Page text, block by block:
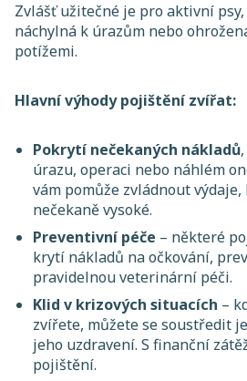
Zvlášť užitečné je pro aktivní
náchylná k úrazům nebo
potížemi.
Hlavní výhody pojištění zvířat:
Pokrytí nečekaných nákladů
úrazu, operaci nebo náhlém
vám pomůže zvládnout
nečekaně vysoké.
Preventivní péče – některé
krytí nákladů na očkování,
pravidelnou veterinární péči.
Klid v krizových situacích –
zvířete, můžete se soustředit
jeho uzdravení. S finanční
pojištění.